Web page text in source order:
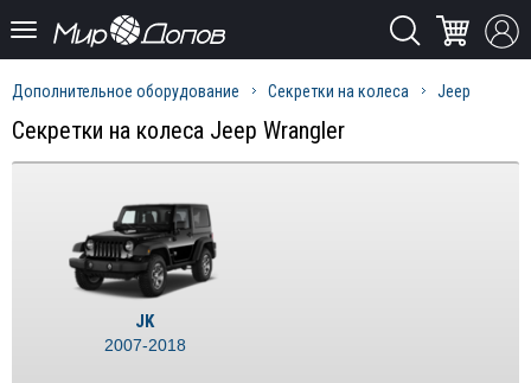
Дополнительное оборудование Секретки на колеса Jeep
Секретки на колеса Jeep Wrangler
JK
2007-2018